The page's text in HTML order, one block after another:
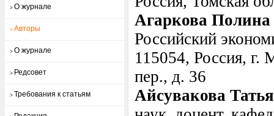
> О журнале
> Авторы
> О журнале
> Редсовет
> Требования к статьям
Агаркова
Российский
115054, Россия, г.
пер., д. 36
Айсувакова